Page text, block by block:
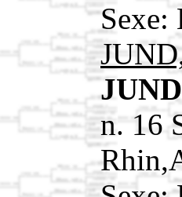
Sexe:
n. 16